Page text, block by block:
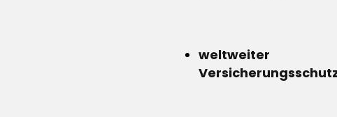
weltweiter